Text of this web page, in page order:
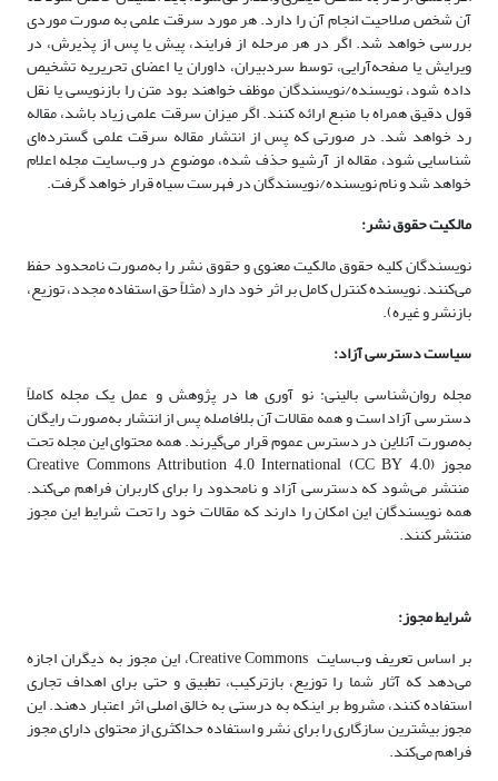
آن شخص صلاحیت انجام آن را دارد. هر مورد سرقت علمی به صورت موردی
بررسی خواهد شد. اگر در هر مرحله از فرایند، پیش یا پس از پذیرش، در
ویرایش یا صفحه‌آرایی، توسط سردبیران، داوران یا اعضای تحریریه تشخیص
داده شود، نویسنده/نویسندگان موظف خواهند بود متن را بازنویسی یا نقل
قول دقیق همراه با منبع ارائه کنند. اگر میزان سرقت علمی زیاد باشد، مقاله
رد خواهد شد. در صورتی که پس از انتشار مقاله سرقت علمی گسترده‌ای
شناسایی شود، مقاله از آرشیو حذف شده، موضوع در وب‌سایت مجله اعلام
خواهد شد و نام نویسنده/نویسندگان در فهرست سیاه قرار خواهد گرفت.
مالکیت حقوق نشر:
نویسندگان کلیه حقوق مالکیت معنوی و حقوق نشر را به‌صورت نامحدود حفظ
می‌کنند. نویسنده کنترل کامل بر اثر خود دارد (مثلاً حق استفاده مجدد، توزیع،
بازنشر و غیره).
سیاست دسترسی آزاد:
مجله روان‌شناسی بالینی: نو آوری ها در پژوهش و عمل یک مجله کاملاً
دسترسی آزاد است و همه مقالات آن بلافاصله پس از انتشار به‌صورت رایگان
به‌صورت آنلاین در دسترس عموم قرار می‌گیرند. همه محتوای این مجله تحت
مجوز Creative Commons Attribution 4.0 International (CC BY 4.0)
منتشر می‌شود که دسترسی آزاد و نامحدود را برای کاربران فراهم می‌کند.
همه نویسندگان این امکان را دارند که مقالات خود را تحت شرایط این مجوز
منتشر کنند.
شرایط مجوز:
بر اساس تعریف وب‌سایت Creative Commons، این مجوز به دیگران اجازه
می‌دهد که آثار شما را توزیع، بازترکیب، تطبیق و حتی برای اهداف تجاری
استفاده کنند، مشروط بر اینکه به درستی به خالق اصلی اثر اعتبار دهند. این
مجوز بیشترین سازگاری را برای نشر و استفاده حداکثری از محتوای دارای مجوز
فراهم می‌کند.